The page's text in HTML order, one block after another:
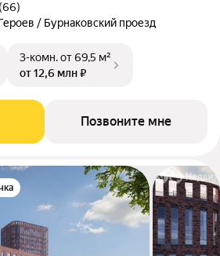
/ Бурнаковский проезд
3-комн.от 69,5 м²
от 12,6 млн ₽
Позвоните мне